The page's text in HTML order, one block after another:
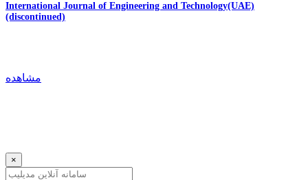
International Journal of Engineering and Technology(UAE)
(discontinued)
مشاهده
×